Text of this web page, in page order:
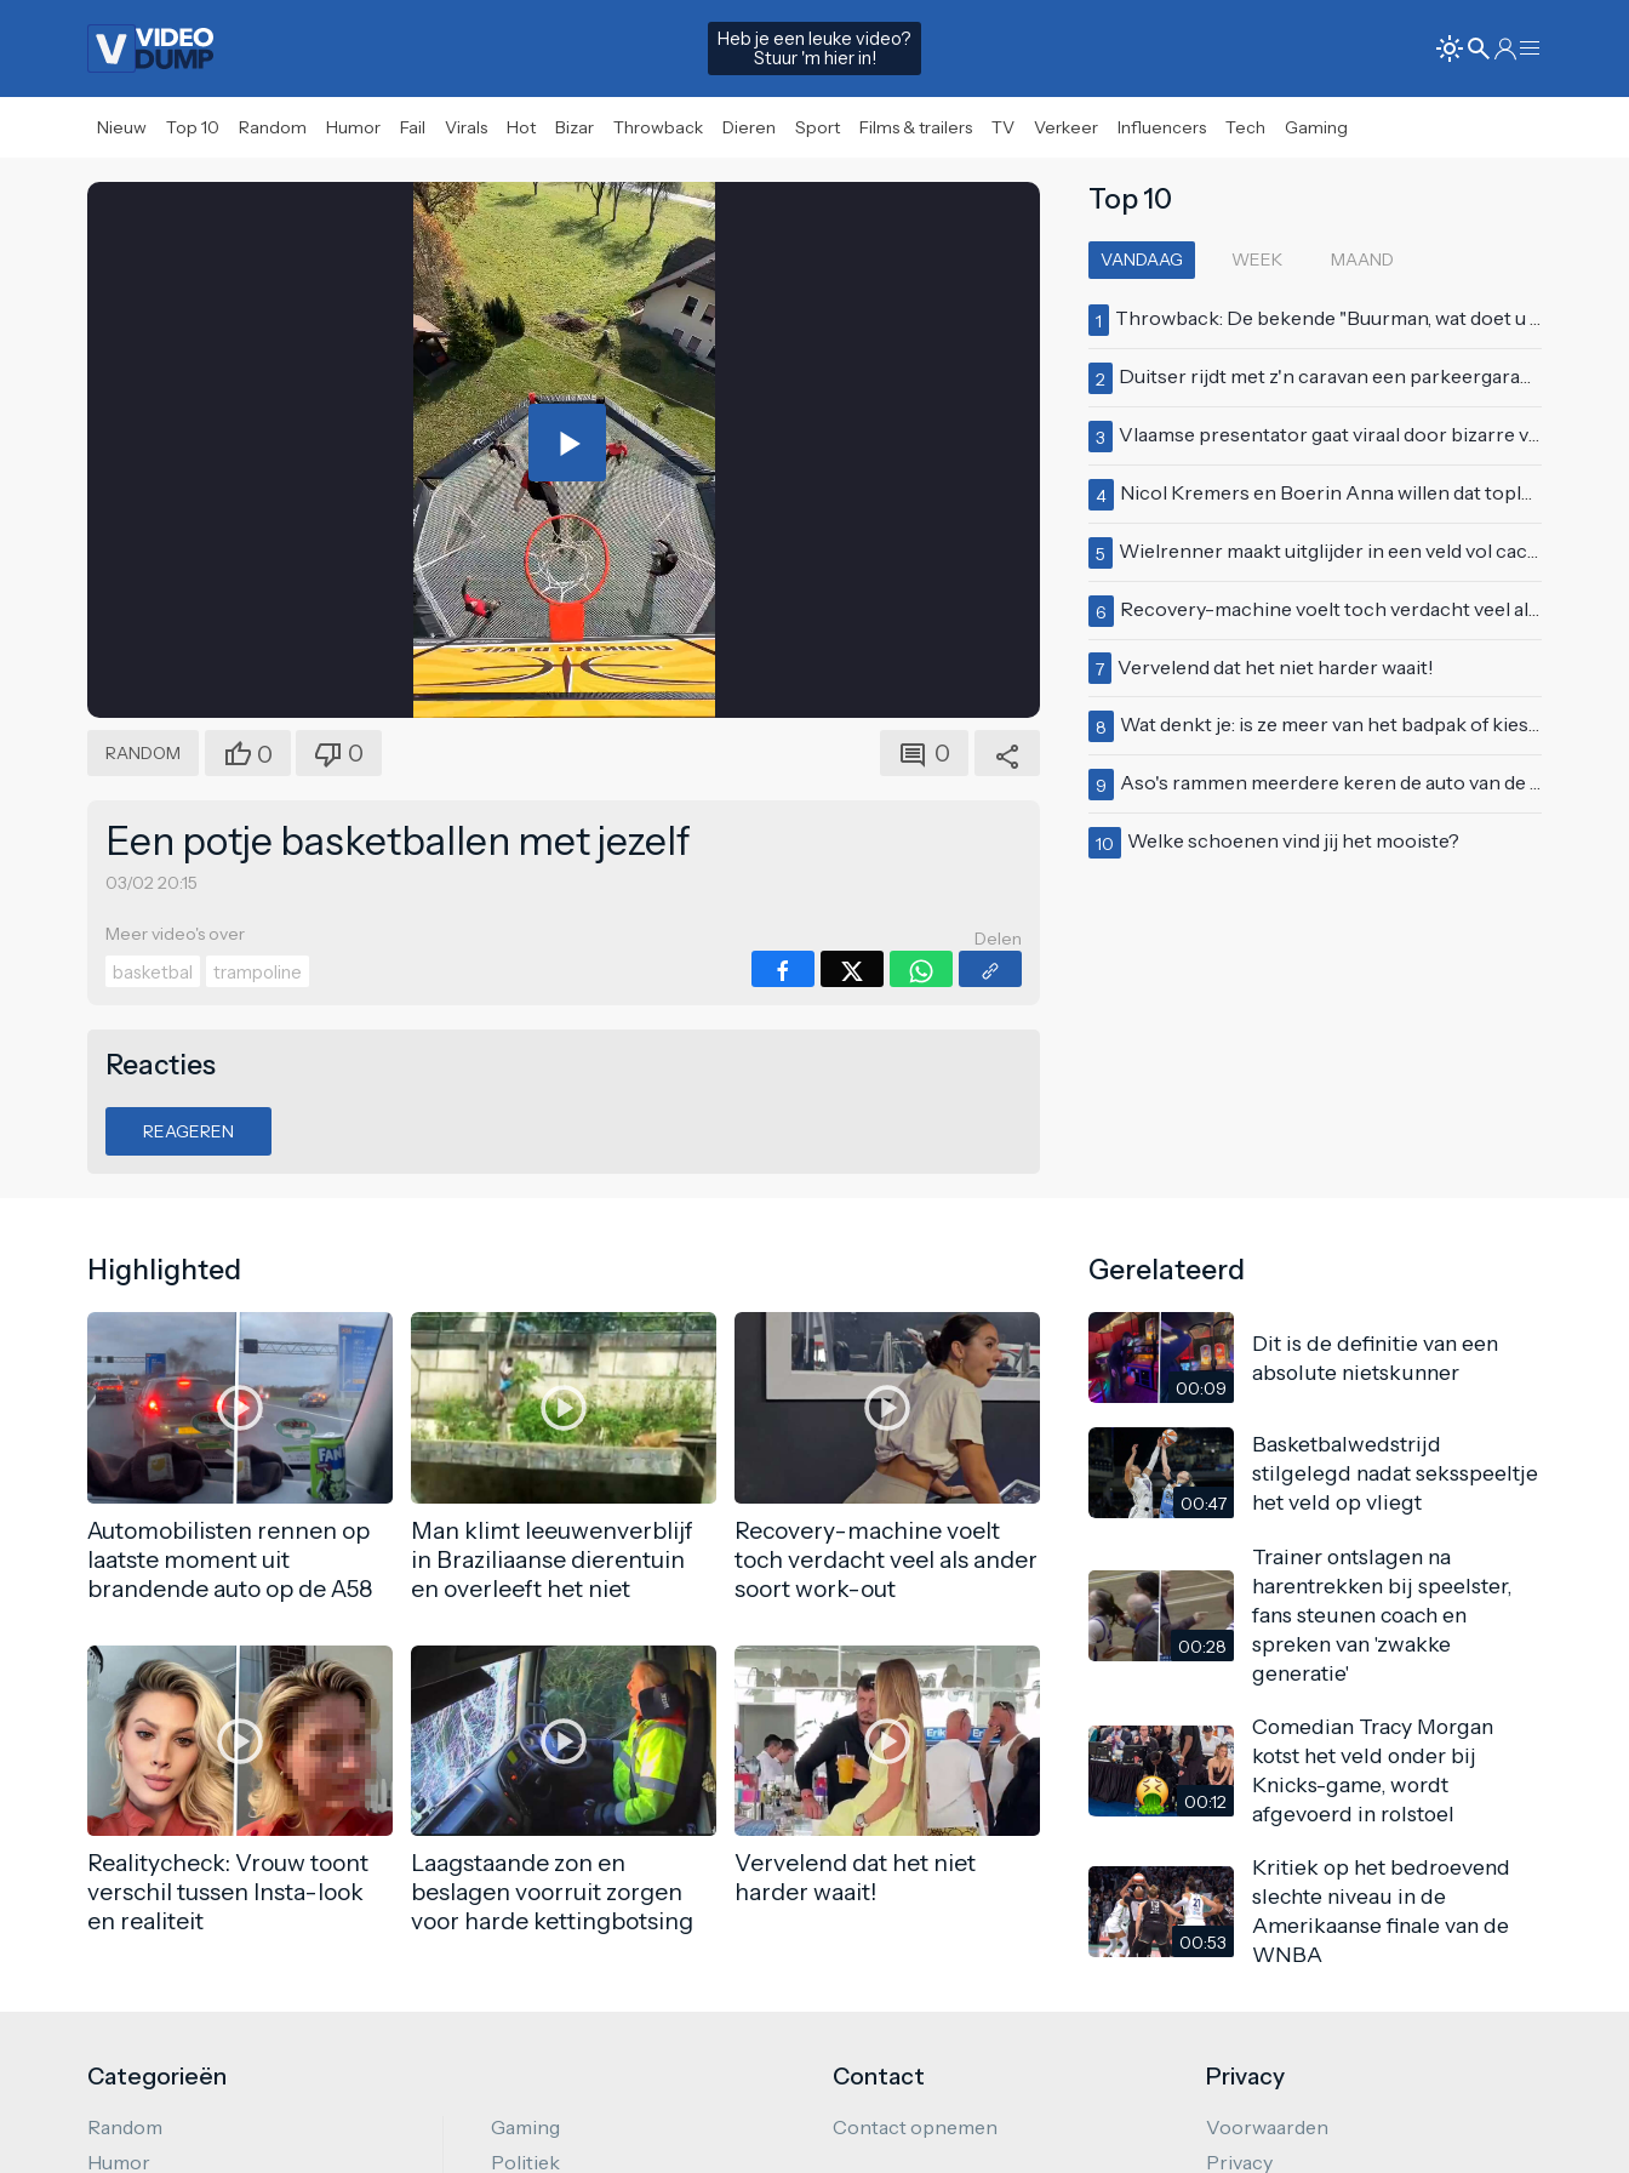
Heb je een leuke video?
Stuur 'm hier in!
Nieuw Top 10 Random Humor Fail Virals Hot Bizar Throwback Dieren Sport Films & trailers TV Verkeer Influencers Tech Gaming
Play
Video
RANDOM 0 0 0
Een potje basketballen met jezelf
03/02 20:15
Meer video's over
basketbal
trampoline
Delen
Reacties
REAGEREN
Top 10
VANDAAG WEEK MAAND
1 Throwback: De bekende "Buurman, wat doet u nu?"-scène uit Flodder met Tatjana Šimić
2 Duitser rijdt met z'n caravan een parkeergarage in Vlissingen binnen
3 Vlaamse presentator gaat viraal door bizarre vertoning op live televisie: "Helemaal stijf van de bloem"
4 Nicol Kremers en Boerin Anna willen dat topless zonnen geen taboe meer is
5 Wielrenner maakt uitglijder in een veld vol cactussen
6 Recovery-machine voelt toch verdacht veel als ander soort work-out
7 Vervelend dat het niet harder waait!
8 Wat denkt je: is ze meer van het badpak of kiest ze eerder voor een bikini?
9 Aso's rammen meerdere keren de auto van de buren, maar doen alsof er niets gebeurd is
10 Welke schoenen vind jij het mooiste?
Highlighted
Automobilisten rennen op
laatste moment uit
brandende auto op de A58
Man klimt leeuwenverblijf
in Braziliaanse dierentuin
en overleeft het niet
Recovery-machine voelt
toch verdacht veel als ander
soort work-out
Realitycheck: Vrouw toont
verschil tussen Insta-look
en realiteit
Laagstaande zon en
beslagen voorruit zorgen
voor harde kettingbotsing
Vervelend dat het niet
harder waait!
Gerelateerd
00:09
Dit is de definitie van een
absolute nietskunner
00:47
Basketbalwedstrijd
stilgelegd nadat seksspeeltje
het veld op vliegt
00:28
Trainer ontslagen na
harentrekken bij speelster,
fans steunen coach en
spreken van 'zwakke
generatie'
00:12
Comedian Tracy Morgan
kotst het veld onder bij
Knicks-game, wordt
afgevoerd in rolstoel
00:53
Kritiek op het bedroevend
slechte niveau in de
Amerikaanse finale van de
WNBA
Categorieën
Random
Humor
Gaming
Politiek
Contact
Contact opnemen
Privacy
Voorwaarden
Privacy